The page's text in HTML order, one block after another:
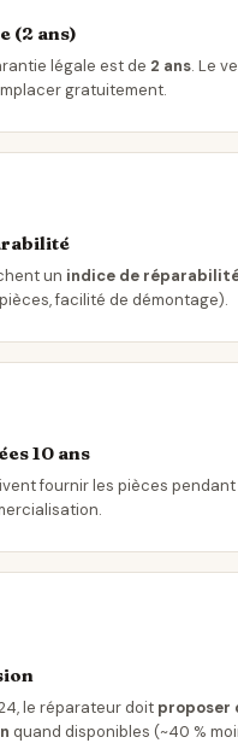
(2 ans)
légale est de 2 ans. Le
gratuitement.
un indice de
facilité de démontage).
10 ans
fournir les pièces pendant
le réparateur doit proposer
quand disponibles (~40 %